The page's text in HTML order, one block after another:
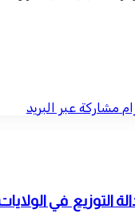
مشاركة عبر البريد
التوزيع في